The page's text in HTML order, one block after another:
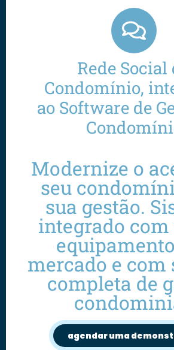
Rede Social
Condomínio,
ao Software de
Modernize o
seu
sua gestão.
integrado
mercado e com
completa de
agendar uma